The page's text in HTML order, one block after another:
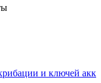
и ключей